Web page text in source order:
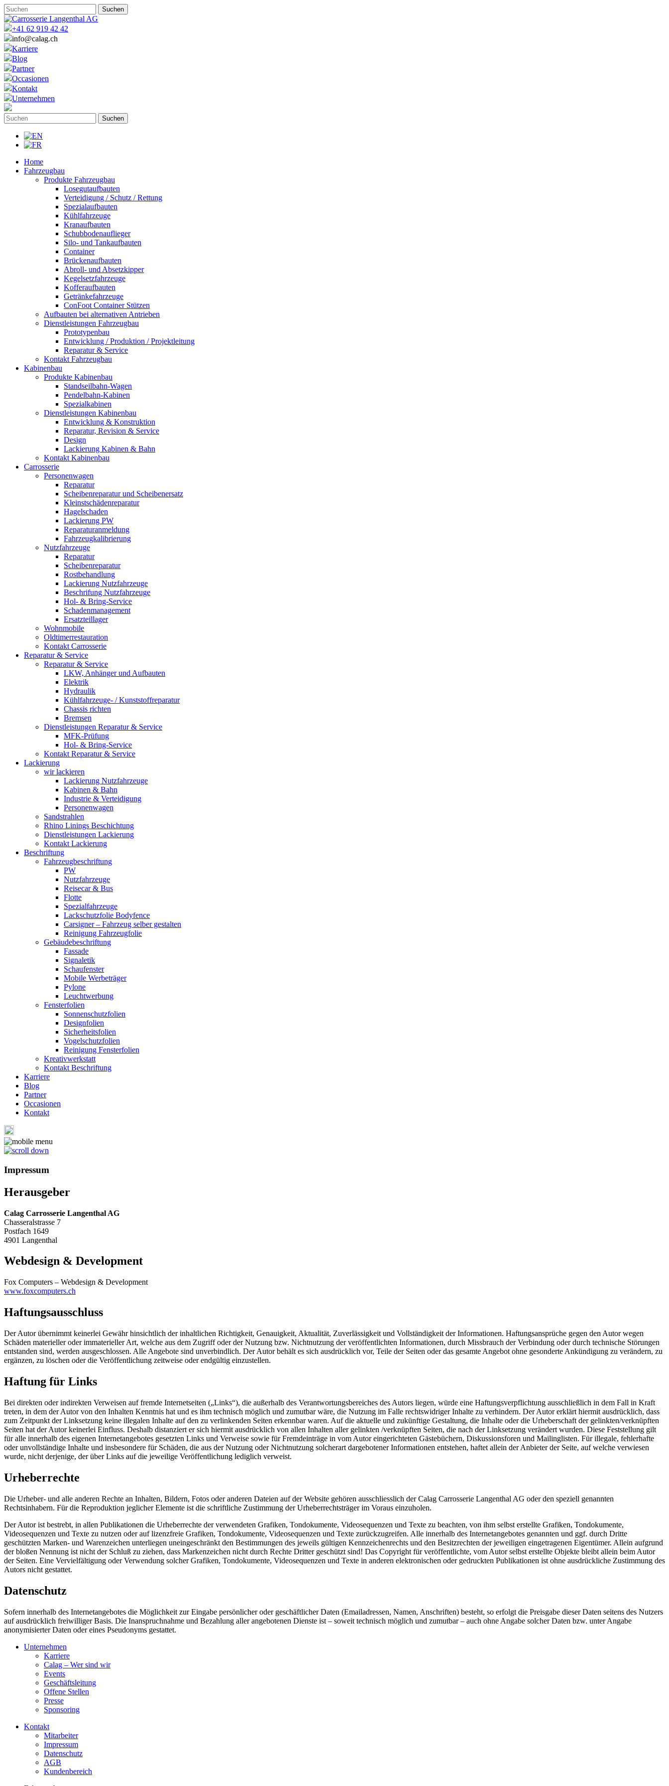
+41 62 919 42 42
info@calag.ch
Karriere
Blog
Partner
Occasionen
Kontakt
Unternehmen
Home
Fahrzeugbau
Produkte Fahrzeugbau
Losegutaufbauten
Verteidigung / Schutz / Rettung
Spezialaufbauten
Kühlfahrzeuge
Kranaufbauten
Schubbodenauflieger
Silo- und Tankaufbauten
Container
Brückenaufbauten
Abroll- und Absetzkipper
Kegelsetzfahrzeuge
Kofferaufbauten
Getränkefahrzeuge
ConFoot Container Stützen
Aufbauten bei alternativen Antrieben
Dienstleistungen Fahrzeugbau
Prototypenbau
Entwicklung / Produktion / Projektleitung
Reparatur & Service
Kontakt Fahrzeugbau
Kabinenbau
Produkte Kabinenbau
Standseilbahn-Wagen
Pendelbahn-Kabinen
Spezialkabinen
Dienstleistungen Kabinenbau
Entwicklung & Konstruktion
Reparatur, Revision & Service
Design
Lackierung Kabinen & Bahn
Kontakt Kabinenbau
Carrosserie
Personenwagen
Reparatur
Scheibenreparatur und Scheibenersatz
Kleinstschädenreparatur
Hagelschaden
Lackierung PW
Reparaturanmeldung
Fahrzeugkalibrierung
Nutzfahrzeuge
Reparatur
Scheibenreparatur
Rostbehandlung
Lackierung Nutzfahrzeuge
Beschrifung Nutzfahrzeuge
Hol- & Bring-Service
Schadenmanagement
Ersatzteillager
Wohnmobile
Oldtimerrestauration
Kontakt Carrosserie
Reparatur & Service
Reparatur & Service
LKW, Anhänger und Aufbauten
Elektrik
Hydraulik
Kühlfahrzeuge- / Kunststoffreparatur
Chassis richten
Bremsen
Dienstleistungen Reparatur & Service
MFK-Prüfung
Hol- & Bring-Service
Kontakt Reparatur & Service
Lackierung
wir lackieren
Lackierung Nutzfahrzeuge
Kabinen & Bahn
Industrie & Verteidigung
Personenwagen
Sandstrahlen
Rhino Linings Beschichtung
Dienstleistungen Lackierung
Kontakt Lackierung
Beschriftung
Fahrzeugbeschriftung
PW
Nutzfahrzeuge
Reisecar & Bus
Flotte
Spezialfahrzeuge
Lackschutzfolie Bodyfence
Carsigner – Fahrzeug selber gestalten
Reinigung Fahrzeugfolie
Gebäudebeschriftung
Fassade
Signaletik
Schaufenster
Mobile Werbeträger
Pylone
Leuchtwerbung
Fensterfolien
Sonnenschutzfolien
Designfolien
Sicherheitsfolien
Vogelschutzfolien
Reinigung Fensterfolien
Kreativwerkstatt
Kontakt Beschriftung
Karriere
Blog
Partner
Occasionen
Kontakt
Impressum
Herausgeber
Calag Carrosserie Langenthal AG
Chasseralstrasse 7
Postfach 1649
4901 Langenthal
Webdesign & Development
Fox Computers – Webdesign & Development
www.foxcomputers.ch
Haftungsausschluss
Der Autor übernimmt keinerlei Gewähr hinsichtlich der inhaltlichen Richtigkeit, Genauigkeit, Aktualität, Zuverlässigkeit und Vollständigkeit der Informationen. Haftungsansprüche gegen den Autor wegen
Schäden materieller oder immaterieller Art, welche aus dem Zugriff oder der Nutzung bzw. Nichtnutzung der veröffentlichten Informationen, durch Missbrauch der Verbindung oder durch technische Störungen
entstanden sind, werden ausgeschlossen. Alle Angebote sind unverbindlich. Der Autor behält es sich ausdrücklich vor, Teile der Seiten oder das gesamte Angebot ohne gesonderte Ankündigung zu verändern, zu
ergänzen, zu löschen oder die Veröffentlichung zeitweise oder endgültig einzustellen.
Haftung für Links
Bei direkten oder indirekten Verweisen auf fremde Internetseiten („Links“), die außerhalb des Verantwortungsbereiches des Autors liegen, würde eine Haftungsverpflichtung ausschließlich in dem Fall in Kraft
treten, in dem der Autor von den Inhalten Kenntnis hat und es ihm technisch möglich und zumutbar wäre, die Nutzung im Falle rechtswidriger Inhalte zu verhindern. Der Autor erklärt hiermit ausdrücklich, dass
zum Zeitpunkt der Linksetzung keine illegalen Inhalte auf den zu verlinkenden Seiten erkennbar waren. Auf die aktuelle und zukünftige Gestaltung, die Inhalte oder die Urheberschaft der gelinkten/verknüpften
Seiten hat der Autor keinerlei Einfluss. Deshalb distanziert er sich hiermit ausdrücklich von allen Inhalten aller gelinkten /verknüpften Seiten, die nach der Linksetzung verändert wurden. Diese Feststellung gilt
für alle innerhalb des eigenen Internetangebotes gesetzten Links und Verweise sowie für Fremdeinträge in vom Autor eingerichteten Gästebüchern, Diskussionsforen und Mailinglisten. Für illegale, fehlerhafte
oder unvollständige Inhalte und insbesondere für Schäden, die aus der Nutzung oder Nichtnutzung solcherart dargebotener Informationen entstehen, haftet allein der Anbieter der Seite, auf welche verwiesen
wurde, nicht derjenige, der über Links auf die jeweilige Veröffentlichung lediglich verweist.
Urheberrechte
Die Urheber- und alle anderen Rechte an Inhalten, Bildern, Fotos oder anderen Dateien auf der Website gehören ausschliesslich der Calag Carrosserie Langenthal AG oder den speziell genannten
Rechtsinhabern. Für die Reproduktion jeglicher Elemente ist die schriftliche Zustimmung der Urheberrechtsträger im Voraus einzuholen.
Der Autor ist bestrebt, in allen Publikationen die Urheberrechte der verwendeten Grafiken, Tondokumente, Videosequenzen und Texte zu beachten, von ihm selbst erstellte Grafiken, Tondokumente,
Videosequenzen und Texte zu nutzen oder auf lizenzfreie Grafiken, Tondokumente, Videosequenzen und Texte zurückzugreifen. Alle innerhalb des Internetangebotes genannten und ggf. durch Dritte
geschützten Marken- und Warenzeichen unterliegen uneingeschränkt den Bestimmungen des jeweils gültigen Kennzeichenrechts und den Besitzrechten der jeweiligen eingetragenen Eigentümer. Allein aufgrund
der bloßen Nennung ist nicht der Schluß zu ziehen, dass Markenzeichen nicht durch Rechte Dritter geschützt sind! Das Copyright für veröffentlichte, vom Autor selbst erstellte Objekte bleibt allein beim Autor
der Seiten. Eine Vervielfältigung oder Verwendung solcher Grafiken, Tondokumente, Videosequenzen und Texte in anderen elektronischen oder gedruckten Publikationen ist ohne ausdrückliche Zustimmung des
Autors nicht gestattet.
Datenschutz
Sofern innerhalb des Internetangebotes die Möglichkeit zur Eingabe persönlicher oder geschäftlicher Daten (Emailadressen, Namen, Anschriften) besteht, so erfolgt die Preisgabe dieser Daten seitens des Nutzers
auf ausdrücklich freiwilliger Basis. Die Inanspruchnahme und Bezahlung aller angebotenen Dienste ist – soweit technisch möglich und zumutbar – auch ohne Angabe solcher Daten bzw. unter Angabe
anonymisierter Daten oder eines Pseudonyms gestattet.
Unternehmen
Karriere
Calag – Wer sind wir
Events
Geschäftsleitung
Offene Stellen
Presse
Sponsoring
Kontakt
Mitarbeiter
Impressum
Datenschutz
AGB
Kundenbereich